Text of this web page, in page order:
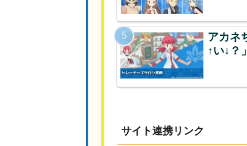
アカネ
↑い↓？」
サイト連携リンク